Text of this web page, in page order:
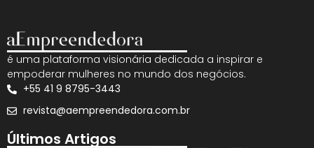
é uma plataforma visionária dedicada a inspirar e
empoderar mulheres no mundo dos negócios.
+55 41 9 8795-3443
revista@aempreendedora.com.br
Últimos Artigos